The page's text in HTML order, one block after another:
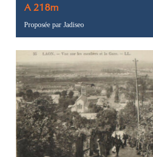
A 218m
Proposée par Jadiseo